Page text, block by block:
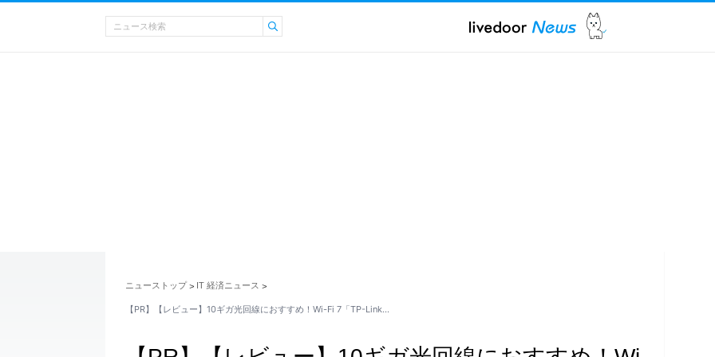
ニューストップ > IT 経済ニュース >
【PR】【レビュー】10ギガ光回線におすすめ！Wi-Fi 7「TP-Link…